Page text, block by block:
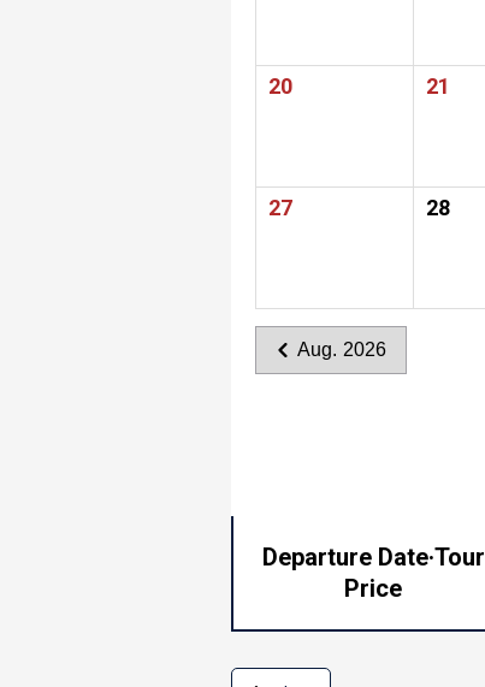
20 21
27 28
Aug. 2026
Departure Date·Tour
Price